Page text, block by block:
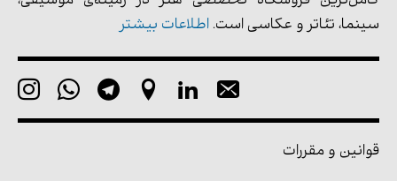
سینما، تئاتر و عکاسی است. اطلاعات بیشتر
قوانین و مقررات